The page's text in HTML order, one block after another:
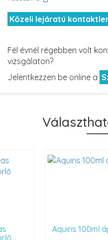
Közeli lejáratú
Fél évnél régebben volt
vizsgálaton?
Jelentkezzen be online a
Aquiris 100ml ápolószer